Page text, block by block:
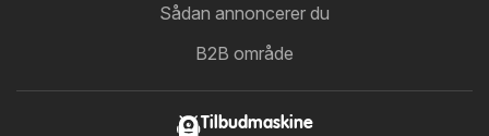
Sådan annoncerer du
B2B område
Tilbudmaskine